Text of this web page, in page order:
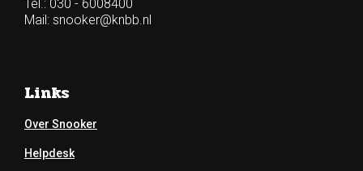
Tel.: 030 - 6008400
Mail: snooker@knbb.nl
Links
Over Snooker
Helpdesk